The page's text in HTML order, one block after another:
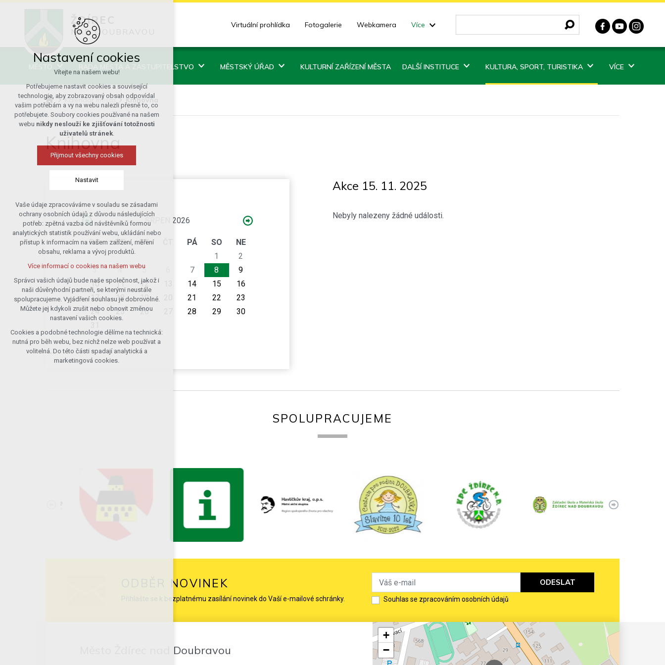
ŽDÍREC
NAD DOUBRAVOU
Virtuální prohlídka Fotogalerie Webkamera Více
RADA MĚSTA A ZASTUPITELSTVO MĚSTSKÝ ÚŘAD KULTURNÍ ZAŘÍZENÍ MĚSTA DALŠÍ INSTITUCE KULTURA, SPORT, TURISTIKA VÍCE
Kalendář města Knihovna
Knihovna
SRPEN 2026
PO ÚT ST PÁ SO
NE
1
2
3
4 5 7 8
9
10
11 12 14 15
16
17
18 19 21 22
23
24
25 26 28 29
30
Akce 15. 11. 2025
Nebyly nalezeny žádné události.
SPOLUPRACUJEME
ODBĚR NOVINEK
Přihlašte se k bezplatnému zasílání novinek do Vaší e-mailové schránky. Souhlas se zpracováním osobních údajů
ODESLAT
Město Ždírec nad Doubravou
+
−
Nastavení cookies
Vítejte na našem webu!
Potřebujeme nastavit cookies a související
technologie, aby zobrazovaný obsah odpovídal
vašim potřebám a vy na webu nalezli přesně to, co
potřebujete. Soubory cookies používané na našem
webu nikdy neslouží ke zjišťování totožnosti
uživatelů stránek.
Přijmout všechny cookies
Nastavit
Technická cookies
nutná pro provozování webu
udržení kontextu stránek (session):
případná přihlášení, volby jazyka, apod.
Volitelná cookies
analytická pro anonymizované
vyhodnocení návštěvnosti
marketingová cookies (Google)
Více informací o cookies na našem webu
Přijmout všechny cookies
Odmítnout vše
Vaše údaje zpracováváme v souladu se zásadami
ochrany osobních údajů z důvodu následujících
potřeb: zpětná vazba od návštěvníků formou
analytických statistik používání webu, ukládání nebo
přístup k informacím na vašem zařízení, měření
obsahu, reklama a vývoj produktů.
Více informací o cookies na našem webu
Správci vašich údajů bude naše společnost, jakož i
naši důvěryhodní partneři, se kterými neustále
spolupracujeme. Vyjádření souhlasu je dobrovolné.
Můžete jej kdykoli zrušit nebo obnovit změnou
nastavení vašich cookies.
Cookies a podobné technologie dělíme na technická:
nutná pro běh webu, bez nichž nelze web používat a
volitelná. Do této části spadají analytická a
marketingová cookies.